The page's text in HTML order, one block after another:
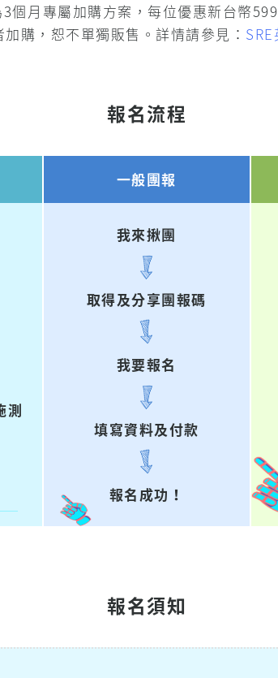
個月專屬加購方案，每位優惠新台幣
購，恕不單獨販售。詳情請參見：
報名流程
測
一般團報
我來揪團
取得及分享團報碼
我要報名
填寫資料及付款
報名成功！
報名須知